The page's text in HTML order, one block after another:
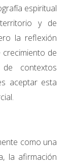
espiritual
y de
la reflexión
de
contextos
aceptar esta
como una
la afirmación